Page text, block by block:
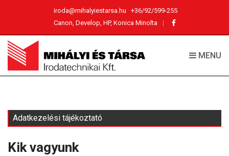
iroda@mihalyiestarsa.hu
+36/92/599-255
Canon, Develop, HP, Konica Minolta
MENU
Adatkezelési tájékoztató
Kik vagyunk